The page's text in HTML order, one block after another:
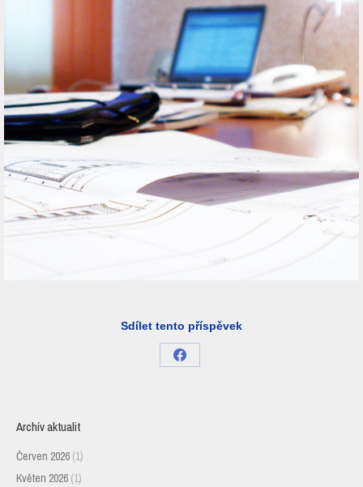
Sdílet tento příspěvek
Share
Archív aktualit
Červen 2026 (1)
Květen 2026 (1)